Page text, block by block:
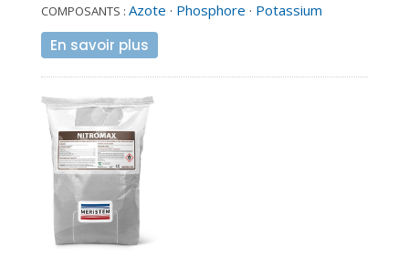
COMPOSANTS : Azote · Phosphore · Potassium
En savoir plus